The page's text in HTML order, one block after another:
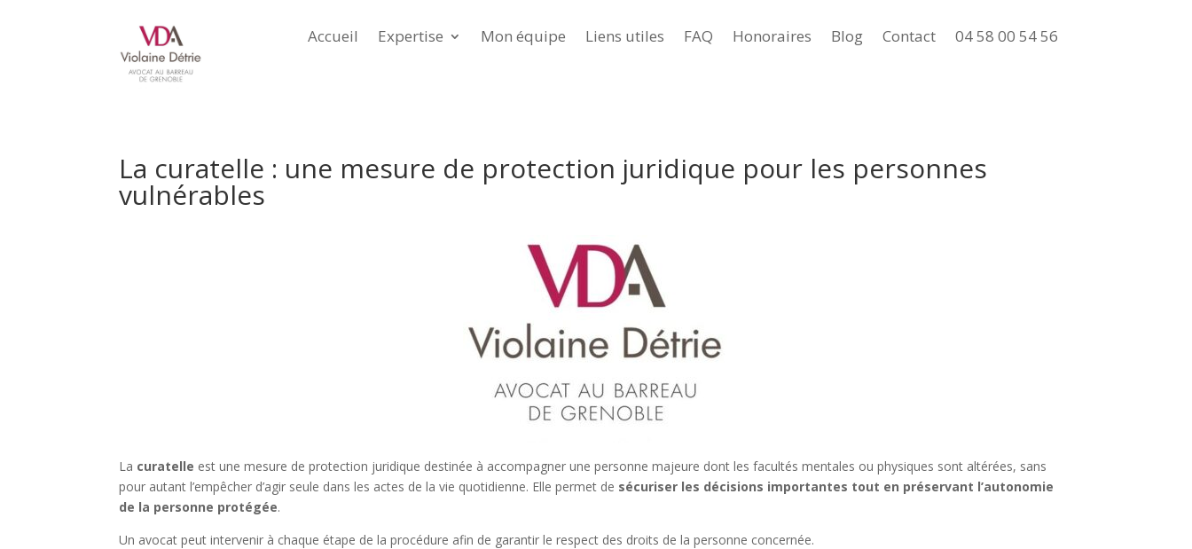
Accueil Expertise Mon équipe Liens utiles FAQ Honoraires Blog Contact 04 58 00 54 56
La curatelle : une mesure de protection juridique pour les personnes
vulnérables
La curatelle est une mesure de protection juridique destinée à accompagner une personne majeure dont les facultés mentales ou physiques sont altérées, sans
pour autant l’empêcher d’agir seule dans les actes de la vie quotidienne. Elle permet de sécuriser les décisions importantes tout en préservant l’autonomie
de la personne protégée.
Un avocat peut intervenir à chaque étape de la procédure afin de garantir le respect des droits de la personne concernée.